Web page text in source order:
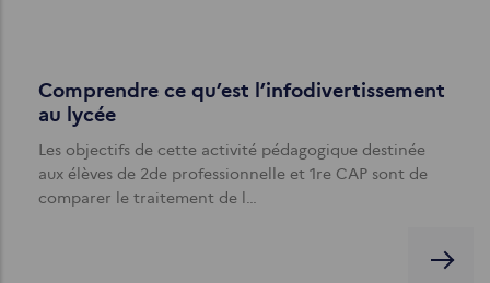
Comprendre ce qu’est l’infodivertissement
au lycée
Les objectifs de cette activité pédagogique destinée
aux élèves de 2de professionnelle et 1re CAP sont de
comparer le traitement de l…